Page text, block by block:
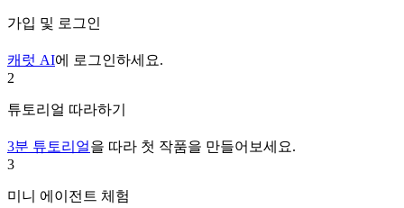
가입 및 로그인
캐럿 AI에 로그인하세요.
2
튜토리얼 따라하기
3분 튜토리얼을 따라 첫 작품을 만들어보세요.
3
미니 에이전트 체험